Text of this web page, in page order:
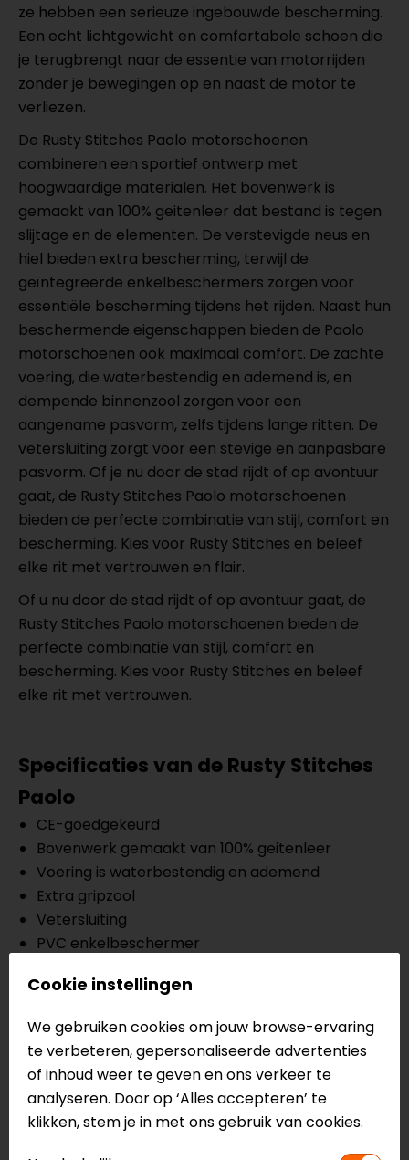
ze hebben een serieuze ingebouwde bescherming.
Een echt lichtgewicht en comfortabele schoen die
je terugbrengt naar de essentie van motorrijden
zonder je bewegingen op en naast de motor te
verliezen.
De Rusty Stitches Paolo motorschoenen
combineren een sportief ontwerp met
hoogwaardige materialen. Het bovenwerk is
gemaakt van 100% geitenleer dat bestand is tegen
slijtage en de elementen. De verstevigde neus en
hiel bieden extra bescherming, terwijl de
geïntegreerde enkelbeschermers zorgen voor
essentiële bescherming tijdens het rijden. Naast hun
beschermende eigenschappen bieden de Paolo
motorschoenen ook maximaal comfort. De zachte
voering, die waterbestendig en ademend is, en
dempende binnenzool zorgen voor een
aangename pasvorm, zelfs tijdens lange ritten. De
vetersluiting zorgt voor een stevige en aanpasbare
pasvorm. Of je nu door de stad rijdt of op avontuur
gaat, de Rusty Stitches Paolo motorschoenen
bieden de perfecte combinatie van stijl, comfort en
bescherming. Kies voor Rusty Stitches en beleef
elke rit met vertrouwen en flair.
Of u nu door de stad rijdt of op avontuur gaat, de
Rusty Stitches Paolo motorschoenen bieden de
perfecte combinatie van stijl, comfort en
bescherming. Kies voor Rusty Stitches en beleef
elke rit met vertrouwen.
Specificaties van de Rusty Stitches
Paolo
CE-goedgekeurd
Bovenwerk gemaakt van 100% geitenleer
Voering is waterbestendig en ademend
Extra gripzool
Vetersluiting
PVC enkelbeschermer
Materiaal van geitenleer en suède
Meer informatie nodig?
Heb je meer informatie nodig over dit product?
Neem dancontactmet ons op of kom langs in één
vanonze winkelsin Breda, Capelle aan den IJssel,
Eindhoven, Vianen of Apeldoorn. In de winkels kun je
Cookie instellingen
We gebruiken cookies om jouw browse-ervaring
te verbeteren, gepersonaliseerde advertenties
of inhoud weer te geven en ons verkeer te
analyseren. Door op ‘Alles accepteren’ te
klikken, stem je in met ons gebruik van cookies.